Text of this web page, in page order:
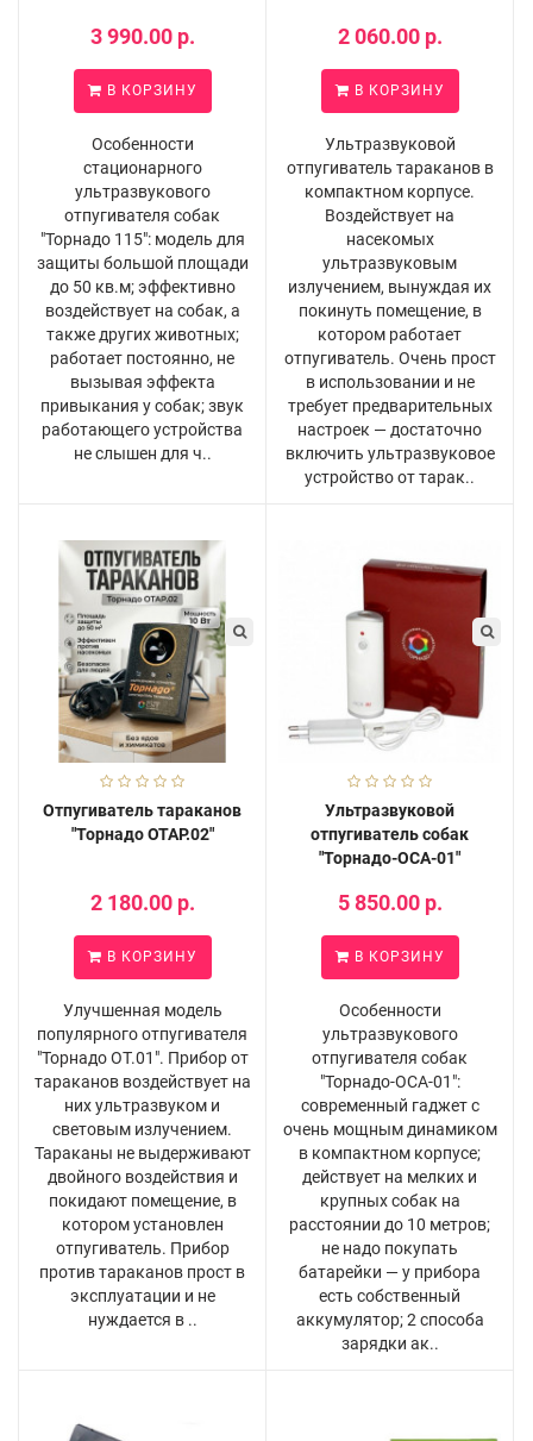
3 990.00 р.
В КОРЗИНУ
Особенности
стационарного
ультразвукового
отпугивателя собак
"Торнадо 115": модель для
защиты большой площади
до 50 кв.м; эффективно
воздействует на собак, а
также других животных;
работает постоянно, не
вызывая эффекта
привыкания у собак; звук
работающего устройства
не слышен для ч..
2 060.00 р.
В КОРЗИНУ
Ультразвуковой
отпугиватель тараканов в
компактном корпусе.
Воздействует на
насекомых
ультразвуковым
излучением, вынуждая их
покинуть помещение, в
котором работает
отпугиватель. Очень прост
в использовании и не
требует предварительных
настроек — достаточно
включить ультразвуковое
устройство от тарак..
Отпугиватель тараканов
"Торнадо ОТАР.02"
2 180.00 р.
В КОРЗИНУ
Улучшенная модель
популярного отпугивателя
"Торнадо ОТ.01". Прибор от
тараканов воздействует на
них ультразвуком и
световым излучением.
Тараканы не выдерживают
двойного воздействия и
покидают помещение, в
котором установлен
отпугиватель. Прибор
против тараканов прост в
эксплуатации и не
нуждается в ..
Ультразвуковой
отпугиватель собак
"Торнадо-ОСА-01"
5 850.00 р.
В КОРЗИНУ
Особенности
ультразвукового
отпугивателя собак
"Торнадо-ОСА-01":
современный гаджет с
очень мощным динамиком
в компактном корпусе;
действует на мелких и
крупных собак на
расстоянии до 10 метров;
не надо покупать
батарейки — у прибора
есть собственный
аккумулятор; 2 способа
зарядки ак..